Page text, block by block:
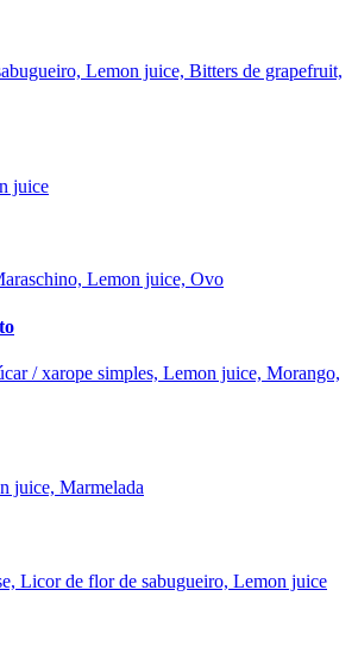
Lemon juice, Bitters de grapefruit,
juice
Lemon juice, Ovo
/ xarope simples, Lemon juice, Morango,
juice, Marmelada
Licor de flor de sabugueiro, Lemon juice